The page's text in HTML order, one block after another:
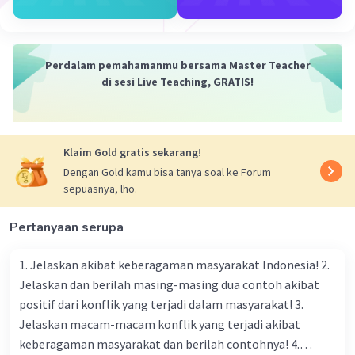
yang sulit diukur secara objektif. Berikut adalah
Seni Lukis Abstrak:
yang memuat ekspresi dan perasaan
pribadinya. Penafsiran tentang karya seni
tersebut dapat bervariasi antara satu
individu dengan individu lainnya.
karya sastra yang menggambarkan
perasaan, pemikiran, atau pengalaman
pribadinya. Interpretasi terhadap makna
karya tersebut dapat sangat subjektif.
Perdalam pemahamanmu bersama Master Teacher
di sesi Live Teaching, GRATIS!
Klaim Gold gratis sekarang!
Dengan Gold kamu bisa tanya soal ke Forum
sepuasnya, lho.
Pertanyaan serupa
1. Jelaskan akibat keberagaman masyarakat Indonesia! 2.
Jelaskan dan berilah masing-masing dua contoh akibat
positif dari konflik yang terjadi dalam masyarakat! 3.
Jelaskan macam-macam konflik yang terjadi akibat
keberagaman masyarakat dan berilah contohnya! 4.